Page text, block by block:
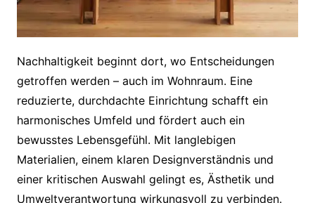
Nachhaltigkeit beginnt dort, wo Entscheidungen
getroffen werden – auch im Wohnraum. Eine
reduzierte, durchdachte Einrichtung schafft ein
harmonisches Umfeld und fördert auch ein
bewusstes Lebensgefühl. Mit langlebigen
Materialien, einem klaren Designverständnis und
einer kritischen Auswahl gelingt es, Ästhetik und
Umweltverantwortung wirkungsvoll zu verbinden.